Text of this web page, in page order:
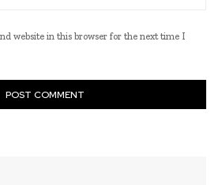
website in this browser for the next time I